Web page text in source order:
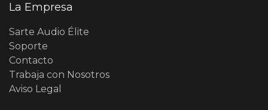
La Empresa
Sarte Audio Élite
Soporte
Contacto
Trabaja con Nosotros
Aviso Legal